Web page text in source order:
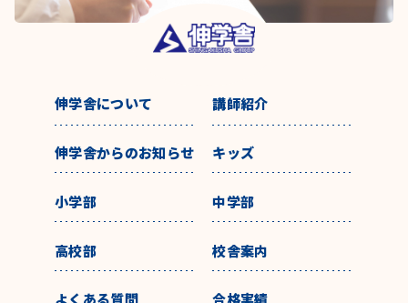
伸学舎について 講師紹介
伸学舎からのお知らせ キッズ
小学部 中学部
高校部 校舎案内
よくある質問 合格実績